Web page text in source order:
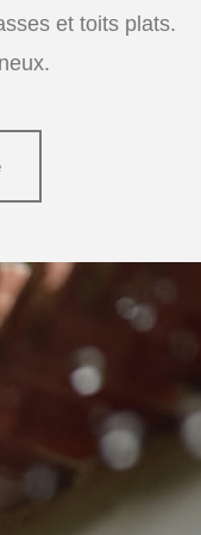
et toits plats.